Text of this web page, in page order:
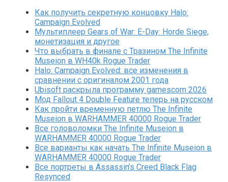
Как получить секретную концовку Halo:
Campaign Evolved
Мультиплеер Gears of War: E-Day: Horde Siege,
монетизация и другое
Что выбрать в финале с Тразином The Infinite
Museion в WH40k Rogue Trader
Halo: Campaign Evolved: все изменения в
сравнении с оригиналом 2001 года
Ubisoft раскрыла программу gamescom 2026
Мод Fallout 4 Double Feature теперь на русском
Как пройти временную петлю The Infinite
Museion в WARHAMMER 40000 Rogue Trader
Все головоломки The Infinite Museion в
WARHAMMER 40000 Rogue Trader
Все варианты как начать The Infinite Museion в
WARHAMMER 40000 Rogue Trader
Все портреты в Assassin’s Creed Black Flag
Resynced